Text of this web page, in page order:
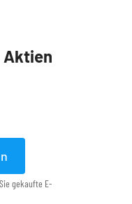
Aktien
gekaufte E-